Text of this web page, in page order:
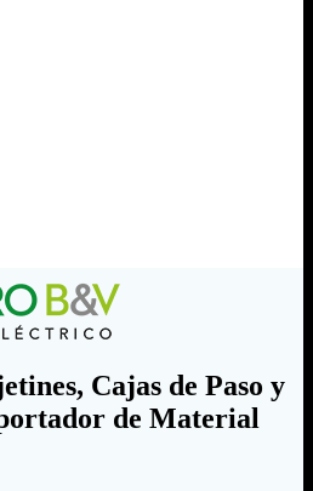
Cajas de Paso y
de Material